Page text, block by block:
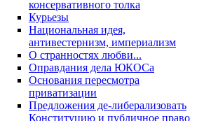
консервативного толка
Курьезы
Национальная идея,
антивестернизм, империализм
О странностях любви...
Оправдания дела ЮКОСа
Основания пересмотра
приватизации
Предложения де-либерализовать
Конституцию и публичное право